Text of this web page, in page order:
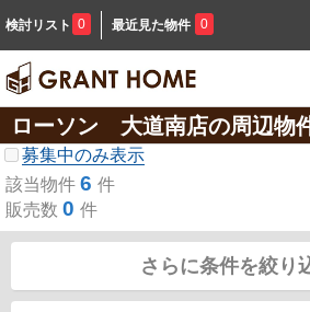
検討リスト 0 最近見た物件 0
ローソン 大道南店の周辺物
募集中のみ表示
該当物件 6 件
販売数 0 件
さらに条件を絞り